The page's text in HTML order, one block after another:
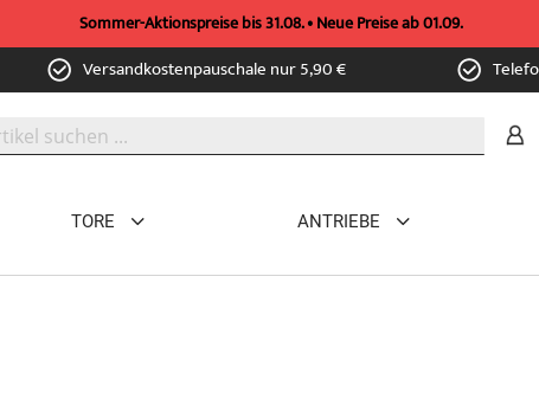
Sommer-Aktionspreise bis 31.08. • Neue Preise ab 01.09.
Versandkostenpauschale nur 5,90 €
TORE ANTRIEBE